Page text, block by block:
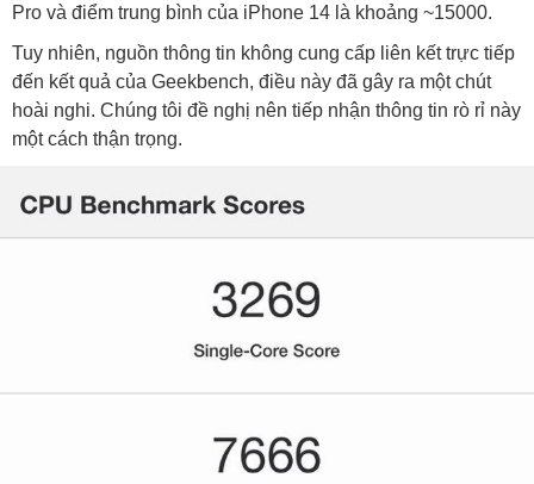
Pro và điểm trung bình của iPhone 14 là khoảng ~15000.
Tuy nhiên, nguồn thông tin không cung cấp liên kết trực tiếp
đến kết quả của Geekbench, điều này đã gây ra một chút
hoài nghi. Chúng tôi đề nghị nên tiếp nhận thông tin rò rỉ này
một cách thận trọng.